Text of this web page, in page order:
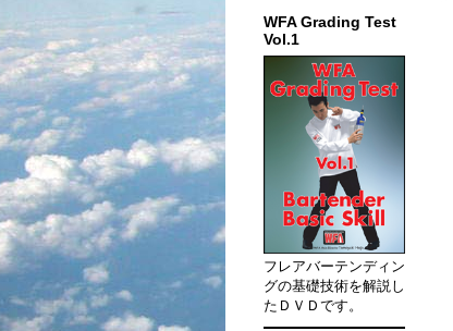
WFA Grading Test
Vol.1
フレアバーテンディン
グの基礎技術を解説し
たＤＶＤです。